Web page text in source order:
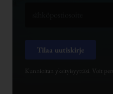
Tilaa uutiskirje
Kunnioitan yksityisyyttäsi. Voit